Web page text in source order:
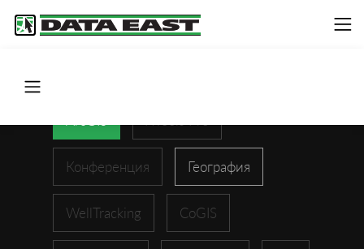
Конференция География
WellTracking CoGIS